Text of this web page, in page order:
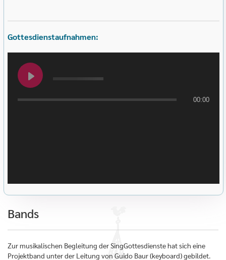
Gottesdienstaufnahmen:
00:00
Bands
Zur musikalischen Begleitung der SingGottesdienste hat sich eine
Projektband unter der Leitung von Guido Baur (keyboard) gebildet.